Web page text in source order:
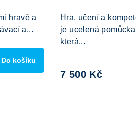
Do košíku
hravě a
a...
7 500 Kč
Hra, učení a
je ucelená
která...